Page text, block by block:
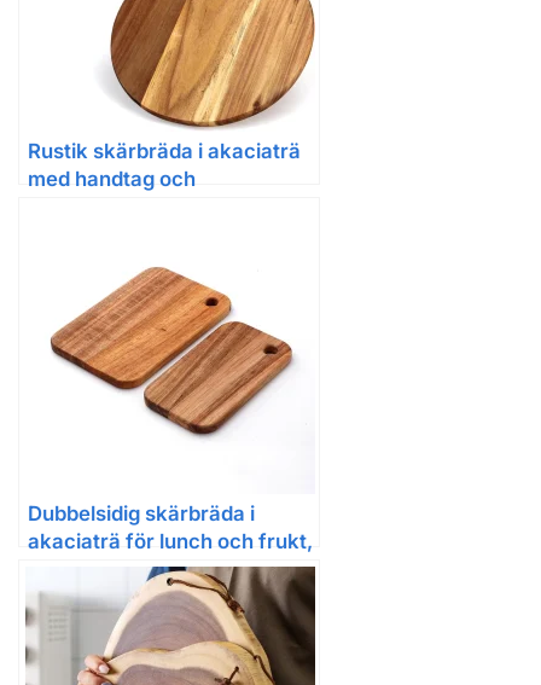
Rustik skärbräda i akaciaträ
med handtag och
Dubbel­sidig skärbräda i
akaciaträ för lunch och frukt,